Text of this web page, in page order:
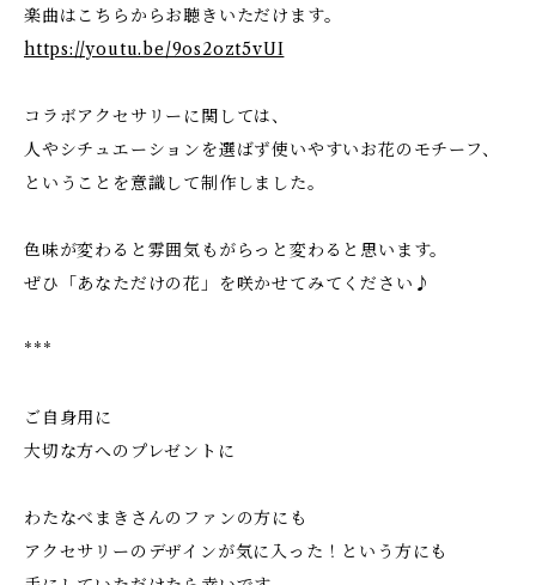
楽曲はこちらからお聴きいただけます。
https://youtu.be/9os2ozt5vUI
コラボアクセサリーに関しては、
人やシチュエーションを選ばず使いやすいお花のモチーフ、
ということを意識して制作しました。
色味が変わると雰囲気もがらっと変わると思います。
ぜひ「あなただけの花」を咲かせてみてください♪
***
ご自身用に
大切な方へのプレゼントに
わたなべまきさんのファンの方にも
アクセサリーのデザインが気に入った！という方にも